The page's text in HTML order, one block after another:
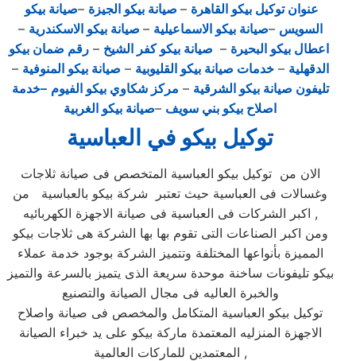
عنوان توكيل بيكو القاهرة – صيانة بيكو الجيزة –صيانة بيكو
السويس –صيانة بيكو الاسماعيلية – صيانة بيكو الاسكندرية –
اعطال بيكو البحيرة – صيانة بيكو كفر الشيخ –رقم ضمان بيكو
الدقهلية –خدمات صيانة بيكو القليوبية – صيانة بيكو المنوفية –
تليفون صيانة بيكو الشرقية – مركز شكاوي بيكو الفيوم –خدمة
اصلاح بيكو بني سويف –صيانة بيكو الغربية
توكيل بيكو في العباسية
الان من توكيل بيكو العباسية المتخصص فى صيانة ثلاجات
وغسالات فى العباسية حيث تعتبر شركة بيكو بالعباسية من
اكبر الشركات فى العباسية فى صيانة الاجهزة الكهربائيه ,
ومن اكبر الصناعات التى تقوم بها بها الشركة هى ثلاجات بيكو
المميزة بأنواعها المختلفة وتتميز الشركة بوجود خدمة عملاء
بيكو تليفونات ساخنة موحدة سريعة الذى يتميز بالسرعة والتميز
والخبرة العاليه فى مجال الصيانة والتصنيع
توكيل بيكو العباسية المتكامل والمخصص فى صيانة واصلاح
الاجهزة المنزليه المعتمدة ماركة بيكو على يد خبراء الصيانة
المعتمدين للماركات العالمية ,